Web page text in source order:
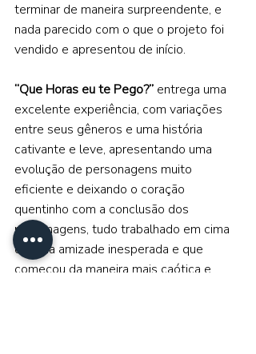
terminar de maneira surpreendente, e
nada parecido com o que o projeto foi
vendido e apresentou de início.
“Que Horas eu te Pego?” entrega uma
excelente experiência, com variações
entre seus gêneros e uma história
cativante e leve, apresentando uma
evolução de personagens muito
eficiente e deixando o coração
quentinho com a conclusão dos
personagens, tudo trabalhado em cima
de uma amizade inesperada e que
começou da maneira mais caótica e